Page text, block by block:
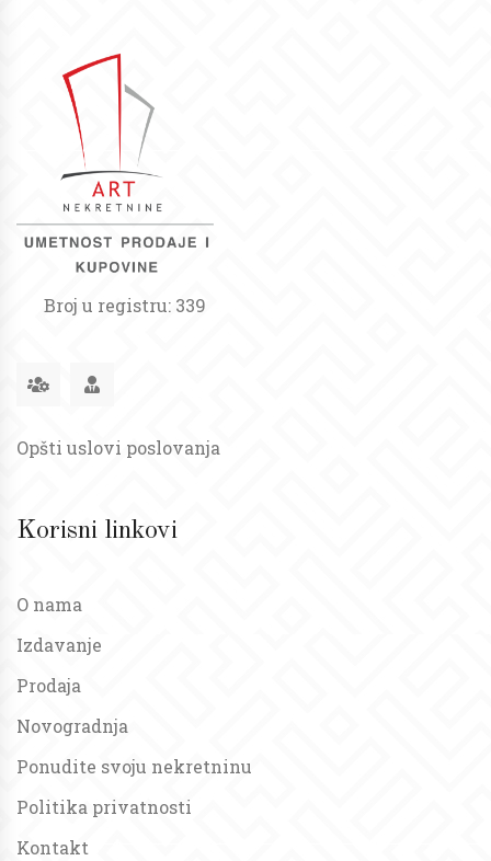
Broj u registru: 339
Opšti uslovi poslovanja
Korisni linkovi
O nama
Izdavanje
Prodaja
Novogradnja
Ponudite svoju nekretninu
Politika privatnosti
Kontakt